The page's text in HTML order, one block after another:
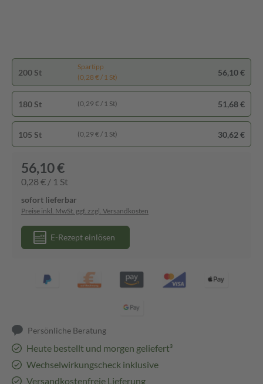
200 St
Spartipp
(0,28 € / 1 St)
56,10 €
180 St (0,29 € / 1 St) 51,68 €
105 St (0,29 € / 1 St) 30,62 €
56,10 €
0,28 € / 1 St
sofort lieferbar
Preise inkl. MwSt. ggf. zzgl. Versandkosten
E-Rezept einlösen
Persönliche Beratung
Heute bestellt und morgen geliefert³
Wechselwirkungscheck inklusive
Versandkostenfreie Lieferung